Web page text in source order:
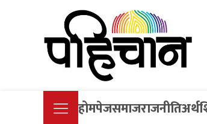
होमपेजसमाजराजनीतिअर्थ